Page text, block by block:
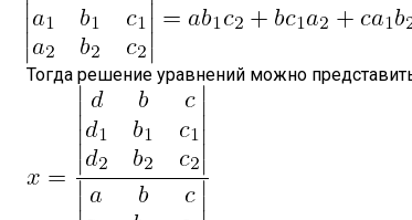
Тогда решение уравнений можно